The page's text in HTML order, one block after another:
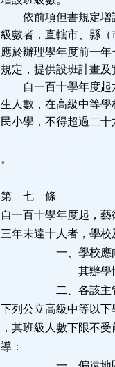
依前項但書規定增
級數者，直轄市、縣（
應於辦理學年度前一
規定，提供設班計畫及
自一百十學年度起
生人數，在高級中等
民小學，不得超過二十
。
第 七 條
自一百十學年度起，
三年未達十人者，學校
一、學校應向各該
其辦學情
二、各該主管教育
下列公立高級中等以
，其班級人數下限不
導：